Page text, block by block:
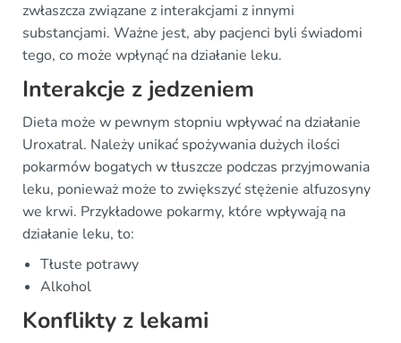
zwłaszcza związane z interakcjami z innymi
substancjami. Ważne jest, aby pacjenci byli świadomi
tego, co może wpłynąć na działanie leku.
Interakcje z jedzeniem
Dieta może w pewnym stopniu wpływać na działanie
Uroxatral. Należy unikać spożywania dużych ilości
pokarmów bogatych w tłuszcze podczas przyjmowania
leku, ponieważ może to zwiększyć stężenie alfuzosyny
we krwi. Przykładowe pokarmy, które wpływają na
działanie leku, to:
Tłuste potrawy
Alkohol
Konflikty z lekami